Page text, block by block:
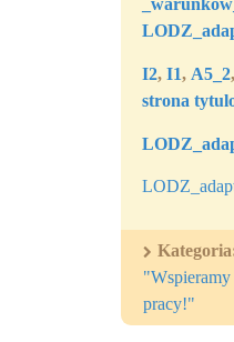
I2, I1, A5_2,
strona
pracy!"